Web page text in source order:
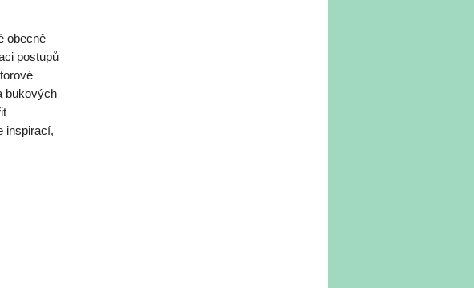
obecně
postupů
bukových
inspirací,